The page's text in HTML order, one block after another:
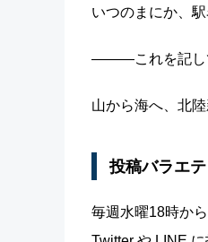
いつのまにか、
―――これを記し
山から海へ、北
投稿バラエ
毎週水曜18時か